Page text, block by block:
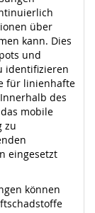
über
kann. Dies
und
identifizieren
für linienhafte
des
mobile
zu
eingesetzt
können